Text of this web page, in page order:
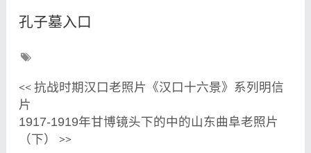
孔子墓入口
<< 抗战时期汉口老照片《汉口十六景》系列明信
片
1917-1919年甘博镜头下的中的山东曲阜老照片
（下）
>>